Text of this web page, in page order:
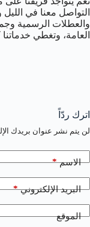
التواصل معنا في الليل
والعطلات الرسمية
العامة، وتغطي
اترك ردّاً
لن يتم نشر عنوان بريدك
الاسم*
البريد الإلكتروني*
الموقع